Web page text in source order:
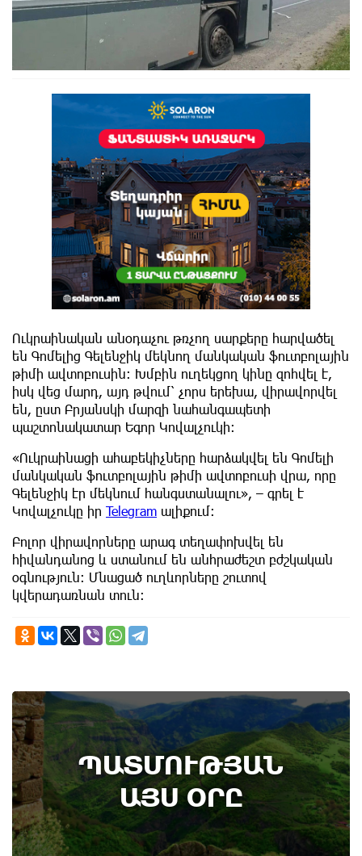
Ուկրաինական անօդաչու թռչող սարքերը հարվածել
են Գոմելից Գելենջիկ մեկնող մանկական ֆուտբոլային
թիմի ավտոբուսին։ Խմբին ուղեկցող կինը զոհվել է,
իսկ վեց մարդ, այդ թվում՝ չորս երեխա, վիրավորվել
են, ըստ Բրյանսկի մարզի նահանգապետի
պաշտոնակատար Եգոր Կովալչուկի։
«Ուկրաինացի ահաբեկիչները հարձակվել են Գոմելի
մանկական ֆուտբոլային թիմի ավտոբուսի վրա, որը
Գելենջիկ էր մեկնում հանգստանալու», – գրել է
Կովալչուկը իր Telegram ալիքում։
Բոլոր վիրավորները արագ տեղափոխվել են
հիվանդանոց և ստանում են անհրաժեշտ բժշկական
օգնություն։ Մնացած ուղևորները շուտով
կվերադառնան տուն։
ՊԱՏՄՈՒԹՅԱՆ
ԱՅՍ ՕՐԸ
7th of August
Կառավարությունը ազդարարել է Հյուսիս -
Հարավ ավտոմայրուղու շինարարության
մեկնարկը․ պատմության այս օրը (6
օգոստոս)